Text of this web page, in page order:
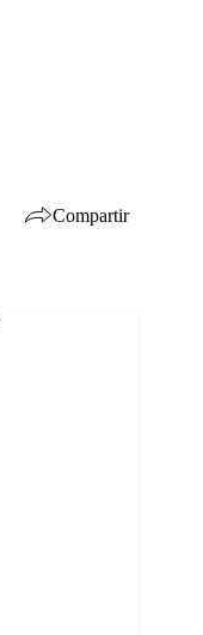
Compartir